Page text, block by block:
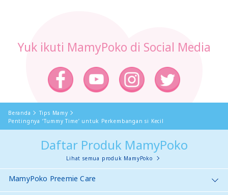
Yuk ikuti MamyPoko di Social Media
Beranda
Tips Mamy
Pentingnya ‘Tummy Time’ untuk Perkembangan si Kecil
Daftar Produk MamyPoko
Lihat semua produk MamyPoko
MamyPoko Preemie Care